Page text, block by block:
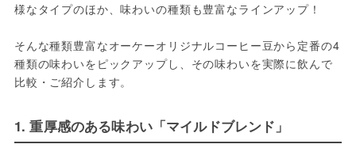
様なタイプのほか、味わいの種類も豊富なラインアップ！
そんな種類豊富なオーケーオリジナルコーヒー豆から定番の4
種類の味わいをピックアップし、その味わいを実際に飲んで
比較・ご紹介します。
1. 重厚感のある味わい「マイルドブレンド」